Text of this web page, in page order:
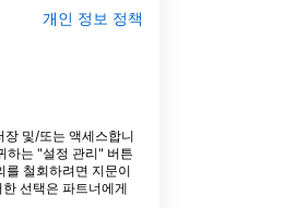
개인 정보 정책
및/또는 액세스합니
하는 "설정 관리" 버튼
를 철회하려면 지문이
선택은 파트너에게